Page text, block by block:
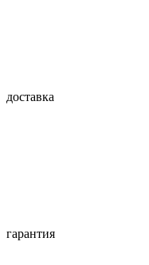
доставка
гарантия